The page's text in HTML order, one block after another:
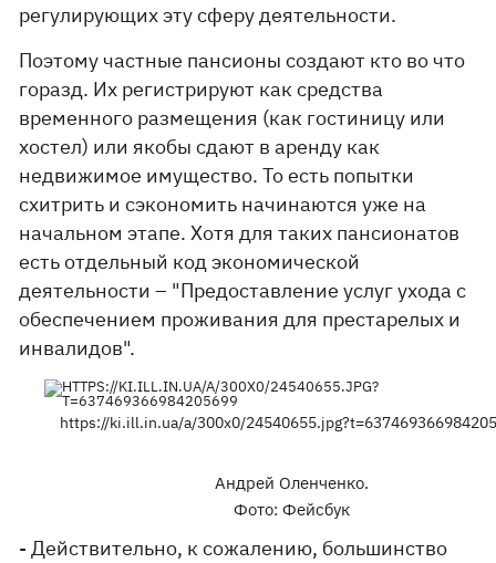
регулирующих эту сферу деятельности.
Поэтому частные пансионы создают кто во что
горазд. Их регистрируют как средства
временного размещения (как гостиницу или
хостел) или якобы сдают в аренду как
недвижимое имущество. То есть попытки
схитрить и сэкономить начинаются уже на
начальном этапе. Хотя для таких пансионатов
есть отдельный код экономической
деятельности – "Предоставление услуг ухода с
обеспечением проживания для престарелых и
инвалидов".
https://ki.ill.in.ua/a/300x0/
Андрей Оленченко.
Фото: Фейсбук
- Действительно, к сожалению, большинство